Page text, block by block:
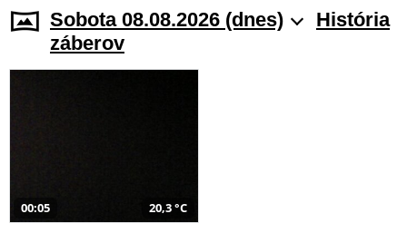
Sobota 08.08.2026 (dnes)
História
záberov
00:05 20,3 °C